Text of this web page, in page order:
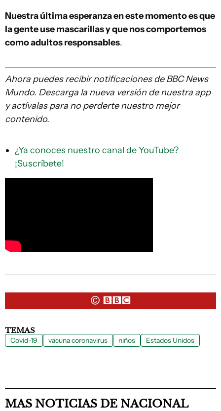
Nuestra última esperanza en este momento es que
la gente use mascarillas y quenos comportemos
comoadultos responsables.
Ahora puedes recibir notificaciones de BBC News
Mundo. Descarga la nueva versión de nuestra app
y actívalas para no perderte nuestro mejor
contenido.
¿Ya conoces nuestro canal de YouTube?
¡Suscríbete!
TEMAS
Covid-19 vacuna coronavirus niños Estados Unidos
MAS NOTICIAS DE NACIONAL